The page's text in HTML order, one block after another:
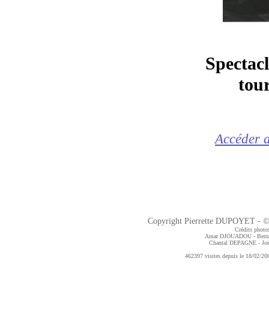
Accéder
Copyright Pierrette DUPOYET -
Crédits
Amar DJOUADOU -
Chantal DEPAGNE -
462397 visites depuis le 18/02/